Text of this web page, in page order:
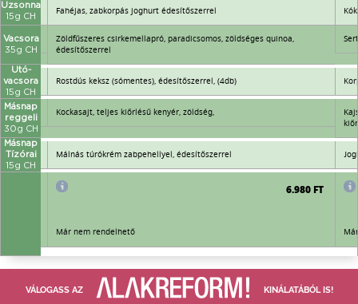
Uzsonna
15g CH
Fahéjas, zabkorpás joghurt édesítőszerrel
Vacsora
35g CH
Zöldfűszeres csirkemellapró, paradicsomos, zöldséges quinoa,
édesítőszerrel
Utó-
vacsora
15g CH
Rostdús keksz (sómentes), édesítőszerrel, (4db)
Másnap
reggeli
30g CH
Kockasajt, teljes kiőrlésű kenyér, zöldség,
Másnap
Tízórai
15g CH
Málnás túrókrém zabpehellyel, édesítőszerrel
6.980 FT
Már nem rendelhető
VÁLOGASS AZ KINÁLATÁBÓL IS!